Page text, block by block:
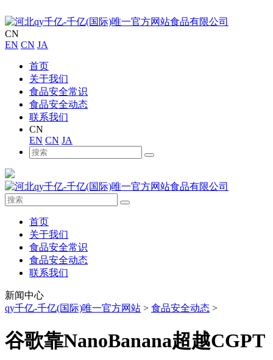
CN
EN CN JA
首页
关于我们
食品安全常识
食品安全动态
联系我们
CN
EN CN JA
首页
关于我们
食品安全常识
食品安全动态
联系我们
新闻中心
qy千亿-千亿(国际)唯一官方网站 > 食品安全动态 >
谷歌靠NanoBanana超越CGPT